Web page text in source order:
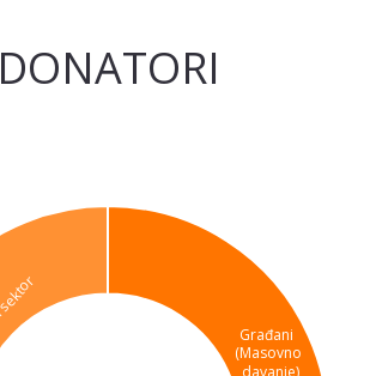
DONATORI